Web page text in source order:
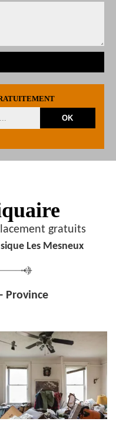
gratuits
Les Mesneux
Province